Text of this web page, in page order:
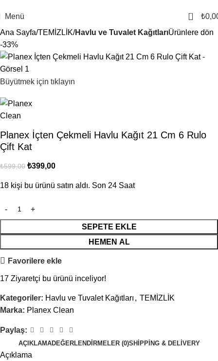
Menü 0 ₺
Ana Sayfa TEMİZLİK Havlu ve Tuvalet KağıtlarıÜrünlere dön
-33%
Büyütmek için tıklayın
Planex İçten Çekmeli Havlu Kağıt 21 Cm 6 Rulo
Çift Kat
₺599,00 ₺399,00
18 kişi bu ürünü satın aldı. Son 24 Saat
SEPETE EKLE
HEMEN AL
Favorilere ekle
17 Ziyaretçi bu ürünü inceliyor!
Kategoriler: Havlu ve Tuvalet Kağıtları , TEMİZLİK
Marka: Planex Clean
Paylaş:
AÇIKLAMADEĞERLENDIRMELER (0)SHIPPING & DELIVERY
Açıklama